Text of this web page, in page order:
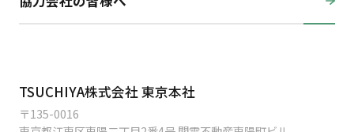
TSUCHIYA株式会社 東京本社
〒135-0016